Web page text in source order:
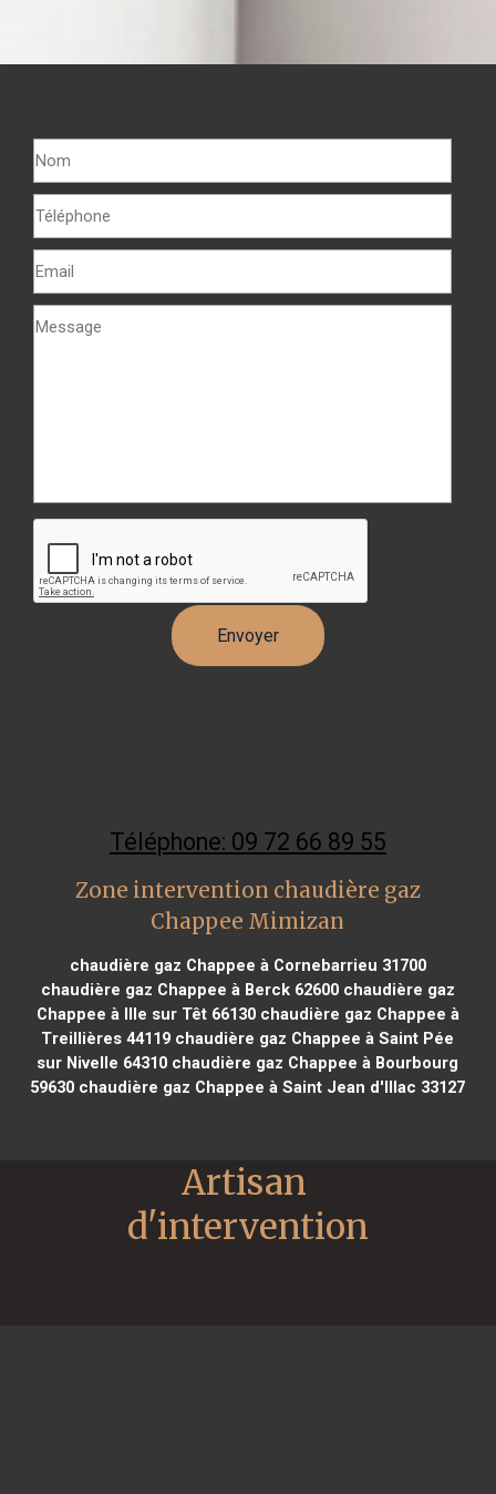
Téléphone: 09 72 66 89 55
Zone intervention chaudière gaz
Chappee Mimizan
chaudière gaz Chappee à Cornebarrieu 31700
chaudière gaz Chappee à Berck 62600chaudière gaz
Chappee à Ille sur Têt 66130chaudière gaz Chappee à
Treillières 44119 chaudière gaz Chappee à Saint Pée
sur Nivelle 64310 chaudière gaz Chappee à Bourbourg
59630 chaudière gaz Chappee à Saint Jean d'Illac 33127
Artisan
d'intervention